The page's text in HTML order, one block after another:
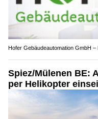
Hofer Gebäudeautomation GmbH
Spiez/Mülenen BE:
per Helikopter